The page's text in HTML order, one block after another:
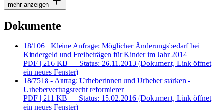
mehr anzeigen
Dokumente
18/106 - Kleine Anfrage: Möglicher Änderungsbedarf bei
Kindergeld und Freibeträgen für Kinder im Jahr 2014
PDF | 216 KB — Status: 26.11.2013 (Dokument, Link öffnet
ein neues Fenster)
18/7518 - Antrag: Urheberinnen und Urheber stärken -
Urhebervertragsrecht reformieren
PDF | 211 KB — Status: 15.02.2016 (Dokument, Link öffnet
ein neues Fenster)